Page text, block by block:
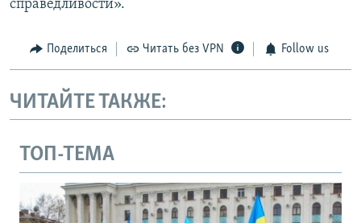
справедливости».
Поделиться Читать без VPN Follow us
ЧИТАЙТЕ ТАКЖЕ:
ТОП-ТЕМА